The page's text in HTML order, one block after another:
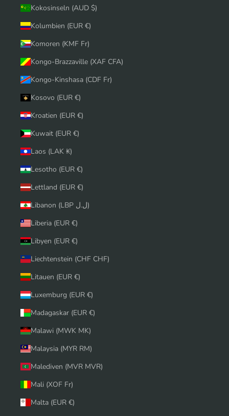
Kokosinseln (AUD $)
Kolumbien (EUR €)
Komoren (KMF Fr)
Kongo-Brazzaville (XAF CFA)
Kongo-Kinshasa (CDF Fr)
Kosovo (EUR €)
Kroatien (EUR €)
Kuwait (EUR €)
Laos (LAK ₭)
Lesotho (EUR €)
Lettland (EUR €)
Libanon (LBP ل.ل)
Liberia (EUR €)
Libyen (EUR €)
Liechtenstein (CHF CHF)
Litauen (EUR €)
Luxemburg (EUR €)
Madagaskar (EUR €)
Malawi (MWK MK)
Malaysia (MYR RM)
Malediven (MVR MVR)
Mali (XOF Fr)
Malta (EUR €)